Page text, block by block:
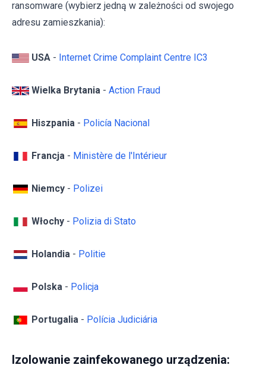
ransomware (wybierz jedną w zależności od swojego
adresu zamieszkania):
USA - Internet Crime Complaint Centre IC3
Wielka Brytania - Action Fraud
Hiszpania - Policía Nacional
Francja - Ministère de l'Intérieur
Niemcy - Polizei
Włochy - Polizia di Stato
Holandia - Politie
Polska - Policja
Portugalia - Polícia Judiciária
Izolowanie zainfekowanego urządzenia: